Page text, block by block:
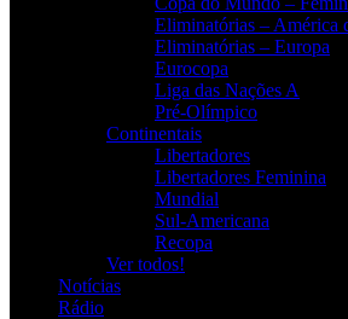
Eliminatórias – América
Eliminatórias – Europa
Eurocopa
Liga das Nações A
Pré-Olímpico
Continentais
Libertadores
Libertadores Feminina
Mundial
Sul-Americana
Recopa
Ver todos!
Notícias
Rádio